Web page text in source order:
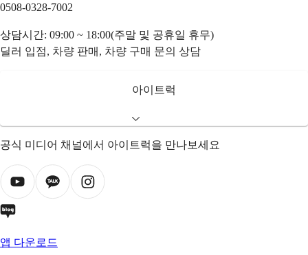
0508-0328-7002
상담시간: 09:00 ~ 18:00(주말 및 공휴일 휴무)
딜러 입점, 차량 판매, 차량 구매 문의 상담
아이트럭
공식 미디어 채널에서 아이트럭을 만나보세요
앱 다운로드